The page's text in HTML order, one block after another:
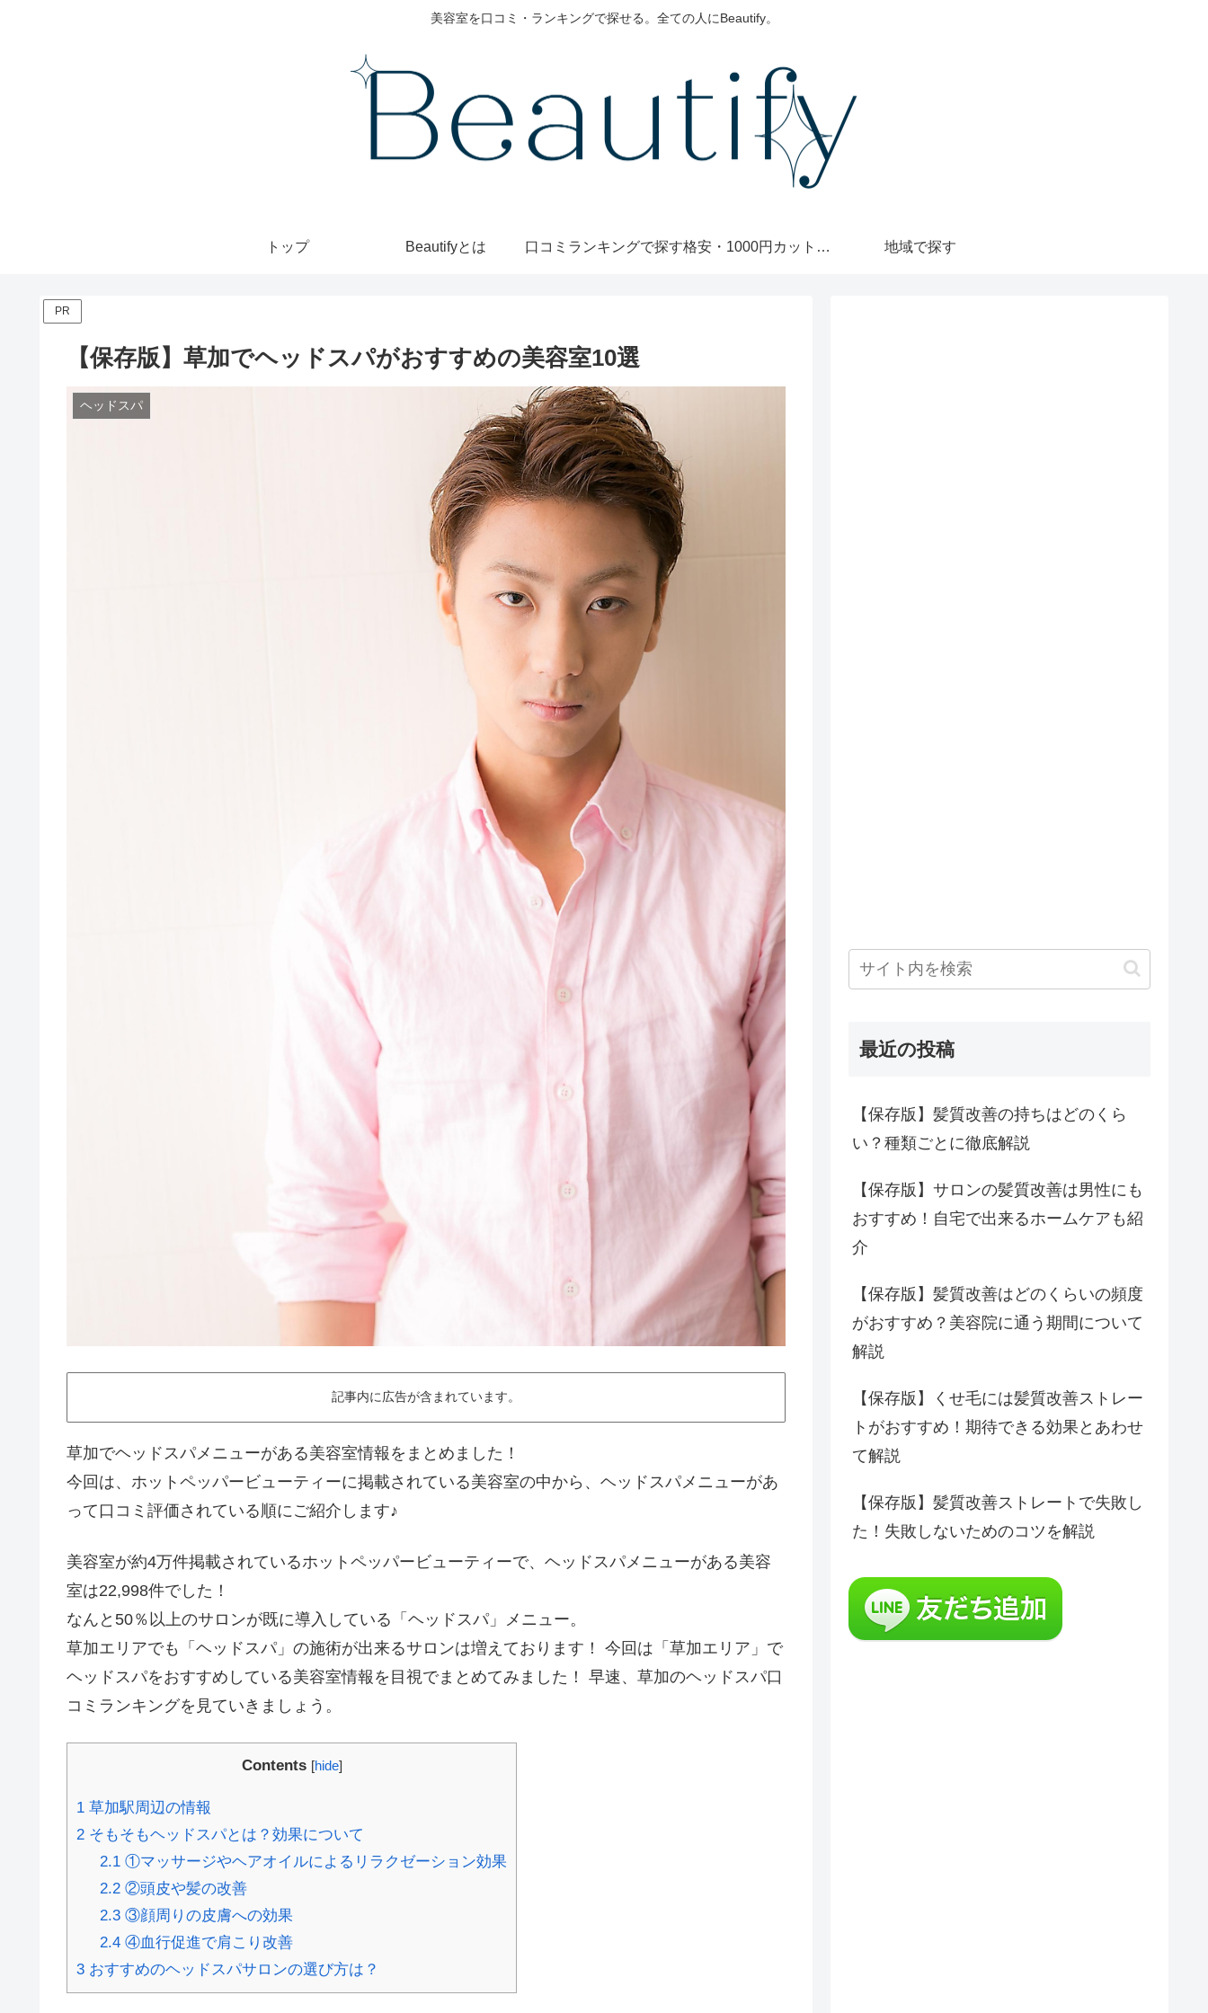
美容室を口コミ・ランキングで探せる。全ての人にBeautify。
トップ Beautifyとは 口コミランキングで探す 格安・1000円カットで探す 地域で探す
PR
【保存版】草加でヘッドスパがおすすめの美容室10選
ヘッドスパ
記事内に広告が含まれています。
草加でヘッドスパメニューがある美容室情報をまとめました！
今回は、ホットペッパービューティーに掲載されている美容室の中から、ヘッドスパメニューがあ
って口コミ評価されている順にご紹介します♪
美容室が約4万件掲載されているホットペッパービューティーで、ヘッドスパメニューがある美容
室は22,998件でした！
なんと50％以上のサロンが既に導入している「ヘッドスパ」メニュー。
草加エリアでも「ヘッドスパ」の施術が出来るサロンは増えております！ 今回は「草加エリア」で
ヘッドスパをおすすめしている美容室情報を目視でまとめてみました！ 早速、草加のヘッドスパ口
コミランキングを見ていきましょう。
Contents [hide]
1 草加駅周辺の情報
2 そもそもヘッドスパとは？効果について
2.1①マッサージやヘアオイルによるリラクゼーション効果
2.2②頭皮や髪の改善
2.3③顔周りの皮膚への効果
2.4④血行促進で肩こり改善
3 おすすめのヘッドスパサロンの選び方は？
最近の投稿
【保存版】髪質改善の持ちはどのくら
い？種類ごとに徹底解説
【保存版】サロンの髪質改善は男性にも
おすすめ！自宅で出来るホームケアも紹
介
【保存版】髪質改善はどのくらいの頻度
がおすすめ？美容院に通う期間について
解説
【保存版】くせ毛には髪質改善ストレー
トがおすすめ！期待できる効果とあわせ
て解説
【保存版】髪質改善ストレートで失敗し
た！失敗しないためのコツを解説